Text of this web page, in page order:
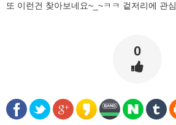
또 이런건 찾아보네요~_~ㅋㅋ 겉저리에 관심
0